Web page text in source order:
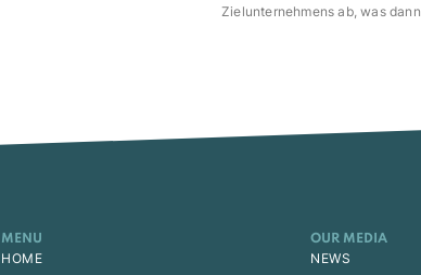
Zielunternehmens ab, was dann
MENU
HOME
OUR MEDIA
NEWS